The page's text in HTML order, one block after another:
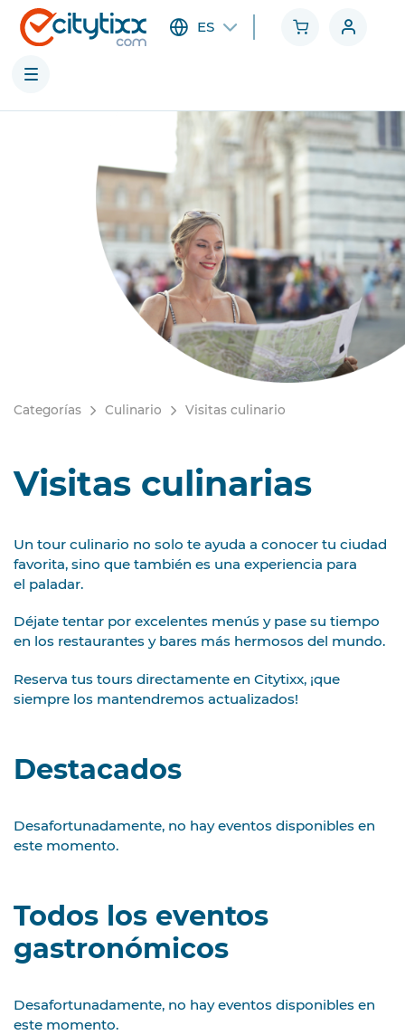
Categorías
ES
Categorías Culinario Visitas culinario
Visitas culinarias
Un tour culinario no solo te ayuda a conocer tu ciudad
favorita, sino que también es una experiencia para
el paladar.
Déjate tentar por excelentes menús y pase su tiempo
en los restaurantes y bares más hermosos del mundo.
Reserva tus tours directamente en Citytixx, ¡que
siempre los mantendremos actualizados!
Destacados
Desafortunadamente, no hay eventos disponibles en
este momento.
Todos los eventos
gastronómicos
Desafortunadamente, no hay eventos disponibles en
este momento.